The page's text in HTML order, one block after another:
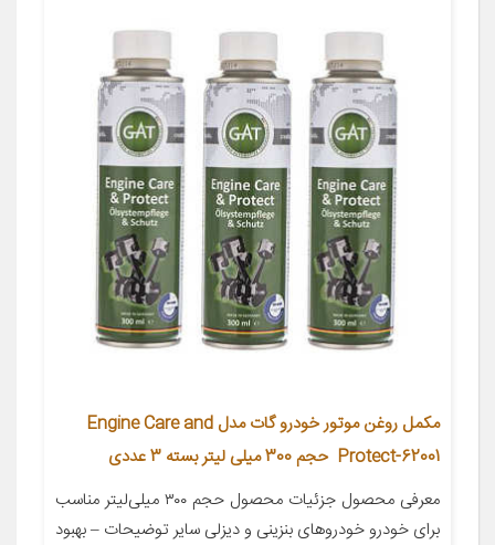
مکمل روغن موتور خودرو گات مدل Engine Care and
Protect-62001 حجم 300 میلی لیتر بسته 3 عددی
معرفی محصول جزئیات محصول حجم ۳۰۰ میلی‌لیتر مناسب
برای خودرو خودروهای بنزینی و دیزلی سایر توضیحات – بهبود